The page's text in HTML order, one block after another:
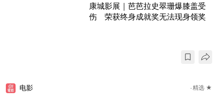
康城影展｜芭芭拉史翠珊爆膝盖受
伤 荣获终身成就奖无法现身领奖
电影 精选 ★